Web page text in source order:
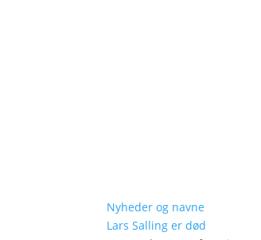
Nyheder og navne
Lars Salling er død